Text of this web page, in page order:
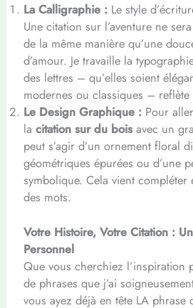
La Calligraphie :Le style
Une citation sur l’aventure ne
de la même manière qu’une
d’amour. Je travaille la
des lettres – qu’elles soient
modernes ou classiques – reflète
Le Design Graphique :Pour
la citation sur du boisavec un
peut s’agir d’un ornement floral
géométriques épurées ou d’une
symbolique. Cela vient compléter
des mots.
Votre Histoire, Votre Citation :
Personnel
Que vous cherchiez l’inspiration
de phrases que j’ai
vous ayez déjà en tête LA